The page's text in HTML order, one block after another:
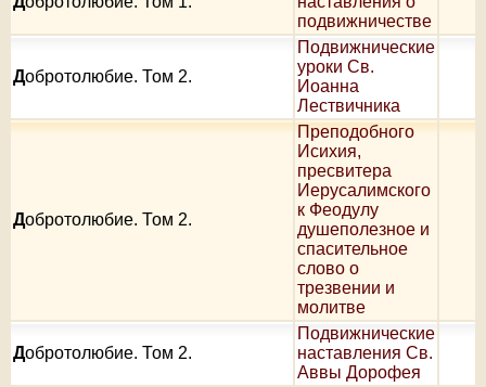
подвижничестве
Добротолюбие. Том 2.
Подвижнические
уроки Св.
Иоанна
Лествичника
Добротолюбие. Том 2.
Преподобного
Исихия,
пресвитера
Иерусалимского
к Феодулу
душеполезное и
спасительное
слово о
трезвении и
молитве
Добротолюбие. Том 2.
Подвижнические
наставления Св.
Аввы Дорофея